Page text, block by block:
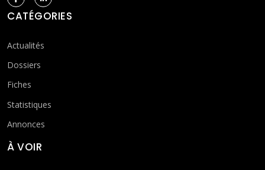
CATÉGORIES
Actualités
Dossiers
Fiches
Statistiques
Annonces
À VOIR